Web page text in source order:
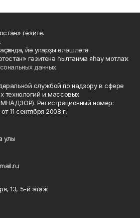
гәзите.
йә уларҙы өлөшләтә
гәзитенә һылтанма яһау мотлаҡ.
данных
службой по надзору в сфере
технологий и массовых
Регистрационный номер:
11 сентября 2008 г.
улы
13, 5-й этаж